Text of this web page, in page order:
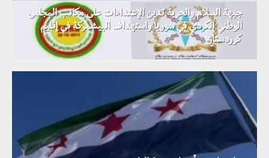
جبهة السلام والحرية تدين الإعتداءات على مكاتب المجلس
الوطني الكردي في سوريا واستهداف البيشمركة في إقليم
كوردستان